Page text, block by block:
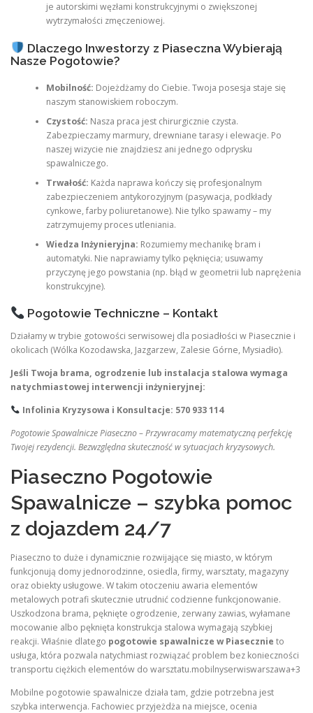
je autorskimi węzłami konstrukcyjnymi o zwiększonej
wytrzymałości zmęczeniowej.
Dlaczego Inwestorzy z Piaseczna Wybierają
Nasze Pogotowie?
Mobilność: Dojeżdżamy do Ciebie. Twoja posesja staje się
naszym stanowiskiem roboczym.
Czystość: Nasza praca jest chirurgicznie czysta.
Zabezpieczamy marmury, drewniane tarasy i elewacje. Po
naszej wizycie nie znajdziesz ani jednego odprysku
spawalniczego.
Trwałość: Każda naprawa kończy się profesjonalnym
zabezpieczeniem antykorozyjnym (pasywacja, podkłady
cynkowe, farby poliuretanowe). Nie tylko spawamy – my
zatrzymujemy proces utleniania.
Wiedza Inżynieryjna: Rozumiemy mechanikę bram i
automatyki. Nie naprawiamy tylko pęknięcia; usuwamy
przyczynę jego powstania (np. błąd w geometrii lub naprężenia
konstrukcyjne).
Pogotowie Techniczne – Kontakt
Działamy w trybie gotowości serwisowej dla posiadłości w Piasecznie i
okolicach (Wólka Kozodawska, Jazgarzew, Zalesie Górne, Mysiadło).
Jeśli Twoja brama, ogrodzenie lub instalacja stalowa wymaga
natychmiastowej interwencji inżynieryjnej:
Infolinia Kryzysowa i Konsultacje: 570 933 114
Pogotowie Spawalnicze Piaseczno – Przywracamy matematyczną perfekcję
Twojej rezydencji. Bezwzględna skuteczność w sytuacjach kryzysowych.
Piaseczno Pogotowie
Spawalnicze – szybka pomoc
z dojazdem 24/7
Piaseczno to duże i dynamicznie rozwijające się miasto, w którym
funkcjonują domy jednorodzinne, osiedla, firmy, warsztaty, magazyny
oraz obiekty usługowe. W takim otoczeniu awaria elementów
metalowych potrafi skutecznie utrudnić codzienne funkcjonowanie.
Uszkodzona brama, pęknięte ogrodzenie, zerwany zawias, wyłamane
mocowanie albo pęknięta konstrukcja stalowa wymagają szybkiej
reakcji. Właśnie dlatego pogotowie spawalnicze w Piasecznie to
usługa, która pozwala natychmiast rozwiązać problem bez konieczności
transportu ciężkich elementów do warsztatu.mobilnyserwiswarszawa+3
Mobilne pogotowie spawalnicze działa tam, gdzie potrzebna jest
szybka interwencja. Fachowiec przyjeżdża na miejsce, ocenia